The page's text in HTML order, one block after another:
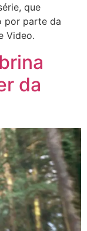
que
por parte da
Video.
da